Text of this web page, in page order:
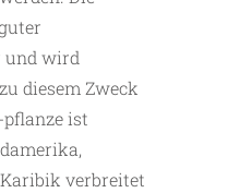
und wird
diesem Zweck
ist
verbreitet